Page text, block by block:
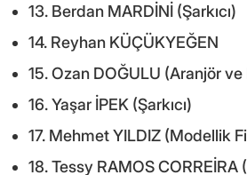
13. Berdan MARDİNİ (Şarkıcı)
14. Reyhan KÜÇÜKYEĞEN
15. Ozan DOĞULU (Aranjör ve
16. Yaşar İPEK (Şarkıcı)
17. Mehmet YILDIZ (Modellik
18. Tessy RAMOS CORREİRA